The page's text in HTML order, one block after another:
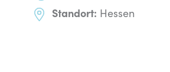
Standort: Hessen